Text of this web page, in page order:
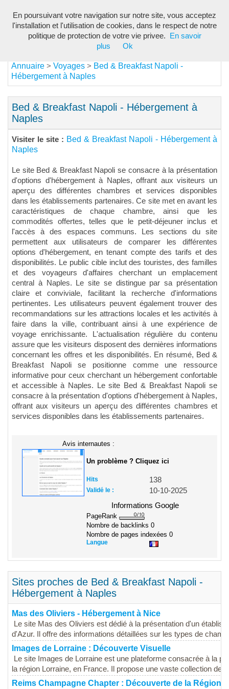
Annuaire > Voyages > Bed & Breakfast Napoli -
Hébergement à Naples
Bed & Breakfast Napoli - Hébergement à
Naples
Visiter le site : Bed & Breakfast Napoli - Hébergement à
Naples
Le site Bed & Breakfast Napoli se consacre à la présentation
d'options d'hébergement à Naples, offrant aux visiteurs un
aperçu des différentes chambres et services disponibles
dans les établissements partenaires. Ce site met en avant les
caractéristiques de chaque chambre, ainsi que les
commodités offertes, telles que le petit-déjeuner inclus et
l'accès à des espaces communs. Les sections du site
permettent aux utilisateurs de comparer les différentes
options d'hébergement, en tenant compte des tarifs et des
disponibilités. Le public cible inclut des touristes, des familles
et des voyageurs d'affaires cherchant un emplacement
central à Naples. Le site se distingue par sa présentation
claire et conviviale, facilitant la recherche d'informations
pertinentes. Les utilisateurs peuvent également trouver des
recommandations sur les attractions locales et les activités à
faire dans la ville, contribuant ainsi à une expérience de
voyage enrichissante. L'actualisation régulière du contenu
assure que les visiteurs disposent des dernières informations
concernant les offres et les disponibilités. En résumé, Bed &
Breakfast Napoli se positionne comme une ressource
informative pour ceux cherchant un hébergement confortable
et accessible à Naples. Le site Bed & Breakfast Napoli se
consacre à la présentation d'options d'hébergement à Naples,
offrant aux visiteurs un aperçu des différentes chambres et
services disponibles dans les établissements partenaires.
Avis internautes :
Un problème ? Cliquez ici
Hits 138
Validé le :
10-10-2025
Informations Google
PageRank
Nombre de backlinks 0
Nombre de pages indexées 0
Langue
Sites proches de Bed & Breakfast Napoli -
Hébergement à Naples
Mas des Oliviers - Hébergement à Nice
Le site Mas des Oliviers est dédié à la présentation d'un
d'Azur. Il offre des informations détaillées sur les types de
Images de Lorraine : Découverte Visuelle
Le site Images de Lorraine est une plateforme consacrée à la
la région Lorraine, en France. Il propose une vaste collection de
Reims Champagne Chapter : Découverte de la Région
En poursuivant votre navigation sur notre site, vous acceptez
l'installation et l'utilisation de cookies, dans le respect de notre
politique de protection de votre vie privee.
En savoir
plus
Ok